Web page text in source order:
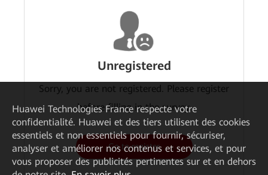
Unregistered
Sorry, you are not registered. Please register
before filling in the survey.
Go to register
Huawei Technologies France respecte votre
confidentialité. Huawei et des tiers utilisent des cookies
essentiels et non essentiels pour fournir, sécuriser,
analyser et améliorer nos contenus et services, et pour
vous proposer des publicités pertinentes sur et en dehors